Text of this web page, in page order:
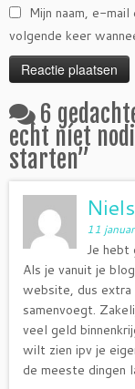
Mijn naam, e-
volgende keer
6
echt níet
starten”
Niels
11
Je hebt
Als je vanuit je
website, dus extra
samenvoegt.
veel geld
wilt zien ipv je
de meeste dingen